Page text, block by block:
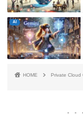
AI
HOME Private Cloud